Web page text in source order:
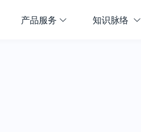
产品服务 知识脉络